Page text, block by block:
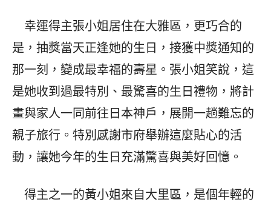
幸運得主張小姐居住在大雅區，更巧合的
是，抽獎當天正逢她的生日，接獲中獎通知的
那一刻，變成最幸福的壽星。張小姐笑說，這
是她收到過最特別、最驚喜的生日禮物，將計
畫與家人一同前往日本神戶，展開一趟難忘的
親子旅行。特別感謝市府舉辦這麼貼心的活
動，讓她今年的生日充滿驚喜與美好回憶。
得主之一的黃小姐來自大里區，是個年輕的